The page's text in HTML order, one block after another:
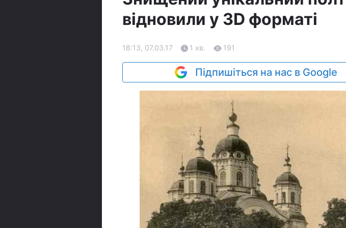
відновили у 3D форматі
18:13, 07.03.17 1 хв. 191
Підпишіться на нас в Google